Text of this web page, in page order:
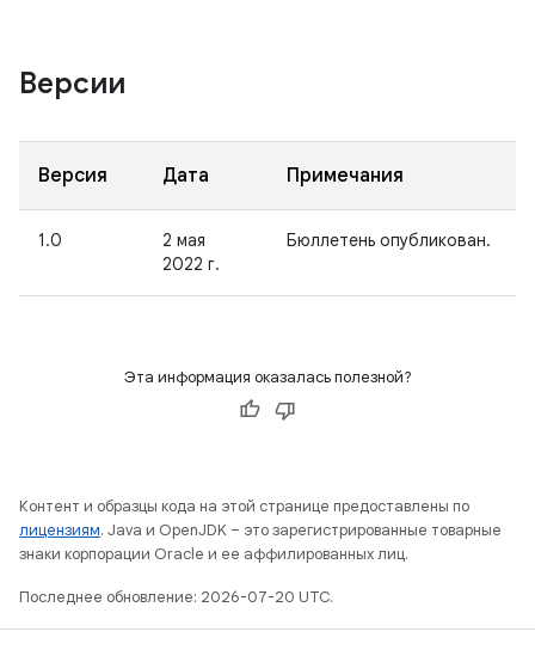
Версии
Версия Дата Примечания
1.0
2 мая
2022 г.
Бюллетень опубликован.
Эта информация оказалась полезной?
Контент и образцы кода на этой странице предоставлены по
лицензиям. Java и OpenJDK – это зарегистрированные товарные
знаки корпорации Oracle и ее аффилированных лиц.
Последнее обновление: 2026-07-20 UTC.